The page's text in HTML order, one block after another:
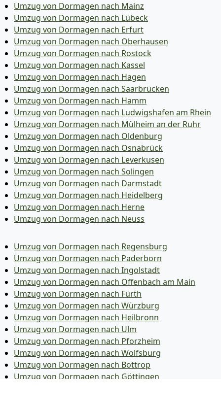
Umzug von Dormagen nach Mainz
Umzug von Dormagen nach Lübeck
Umzug von Dormagen nach Erfurt
Umzug von Dormagen nach Oberhausen
Umzug von Dormagen nach Rostock
Umzug von Dormagen nach Kassel
Umzug von Dormagen nach Hagen
Umzug von Dormagen nach Saarbrücken
Umzug von Dormagen nach Hamm
Umzug von Dormagen nach Ludwigshafen am Rhein
Umzug von Dormagen nach Mülheim an der Ruhr
Umzug von Dormagen nach Oldenburg
Umzug von Dormagen nach Osnabrück
Umzug von Dormagen nach Leverkusen
Umzug von Dormagen nach Solingen
Umzug von Dormagen nach Darmstadt
Umzug von Dormagen nach Heidelberg
Umzug von Dormagen nach Herne
Umzug von Dormagen nach Neuss
Umzug von Dormagen nach Regensburg
Umzug von Dormagen nach Paderborn
Umzug von Dormagen nach Ingolstadt
Umzug von Dormagen nach Offenbach am Main
Umzug von Dormagen nach Fürth
Umzug von Dormagen nach Würzburg
Umzug von Dormagen nach Heilbronn
Umzug von Dormagen nach Ulm
Umzug von Dormagen nach Pforzheim
Umzug von Dormagen nach Wolfsburg
Umzug von Dormagen nach Bottrop
Umzug von Dormagen nach Göttingen